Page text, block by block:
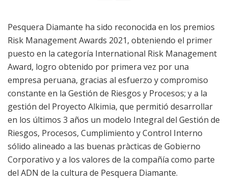
Pesquera Diamante ha sido reconocida en los premios
Risk Management Awards 2021, obteniendo el primer
puesto en la categoría International Risk Management
Award, logro obtenido por primera vez por una
empresa peruana, gracias al esfuerzo y compromiso
constante en la Gestión de Riesgos y Procesos; y a la
gestión del Proyecto Alkimia, que permitió desarrollar
en los últimos 3 años un modelo Integral del Gestión de
Riesgos, Procesos, Cumplimiento y Control Interno
sólido alineado a las buenas pràcticas de Gobierno
Corporativo y a los valores de la compañía como parte
del ADN de la cultura de Pesquera Diamante.